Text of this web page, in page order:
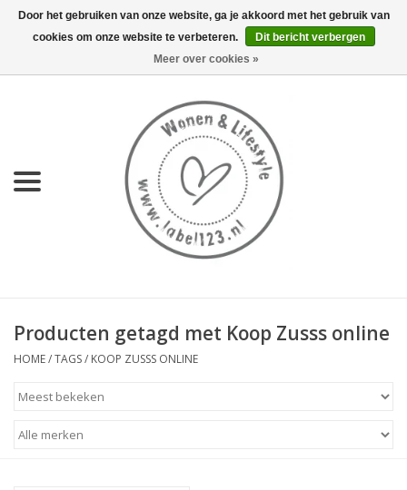
0 Artikelen - €0,00
KEUKEN
LIFESTYLE
MEUBELS
STATIONARY
Producten getagd met Koop Zusss online
HOME/TAGS/ KOOP ZUSSS ONLINE
Door het gebruiken van onze website, ga je akkoord met het gebruik van
cookies om onze website te verbeteren.
Dit bericht verbergen
Meer over cookies »